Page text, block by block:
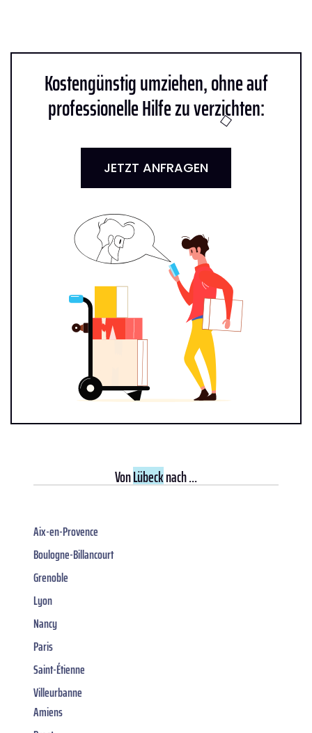
Kostengünstig umziehen, ohne auf
professionelle Hilfe zu verzichten:
JETZT ANFRAGEN
VonLübecknach ...
Aix-en-Provence
Boulogne-Billancourt
Grenoble
Lyon
Nancy
Paris
Saint-Étienne
Villeurbanne
Amiens